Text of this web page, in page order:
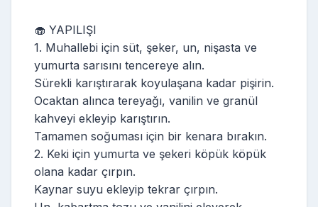
🧁 YAPILIŞI
1. Muhallebi için süt, şeker, un, nişasta ve
yumurta sarısını tencereye alın.
Sürekli karıştırarak koyulaşana kadar pişirin.
Ocaktan alınca tereyağı, vanilin ve granül
kahveyi ekleyip karıştırın.
Tamamen soğuması için bir kenara bırakın.
2. Keki için yumurta ve şekeri köpük köpük
olana kadar çırpın.
Kaynar suyu ekleyip tekrar çırpın.